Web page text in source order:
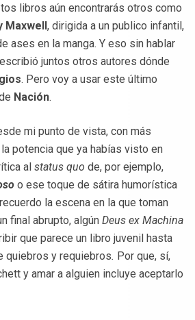
libros aún encontrarás otros como
Maxwell, dirigida a un publico infantil,
ases en la manga. Y eso sin hablar
juntos otros autores dónde
. Pero voy a usar este último
Nación.
mi punto de vista, con más
potencia que ya habías visto en
al status quo de, por ejemplo,
o ese toque de sátira humorística
la escena en la que toman
final abrupto, algún Deus ex Machina
que parece un libro juvenil hasta
quiebros y requiebros. Por que, sí,
y amar a alguien incluye aceptarlo